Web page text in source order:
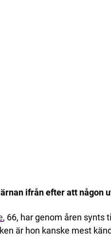
ifrån efter att någon
, 66, har genom åren synts
är hon kanske mest